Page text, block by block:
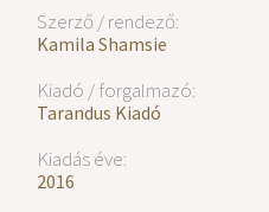
Szerző / rendező:
Kamila Shamsie
Kiadó / forgalmazó:
Tarandus Kiadó
Kiadás éve:
2016